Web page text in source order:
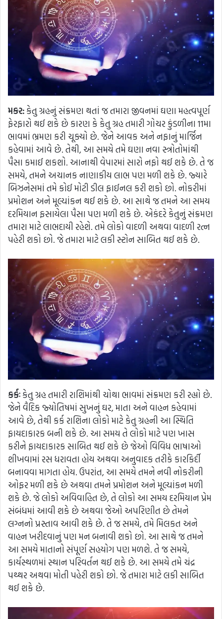
મકર:કેતુ ગ્રહનું સંક્રમણ થતાં જ તમારા જીવનમાં ઘણા મહત્વપૂર્ણ
ફેરફારો થઈ શકે છે કારણ કે કેતુ ગ્રહ તમારી ગોચર કુંડળીના 11મા
ભાવમાં ભ્રમણ કરી ચૂક્યો છે. જેને આવક અને નફાનું માર્જિન
કહેવામાં આવે છે. તેથી, આ સમયે તમે ઘણા નવા સ્ત્રોતોમાંથી
પૈસા કમાઈ શકશો. આનાથી વેપારમાં સારો નફો થઈ શકે છે. તે જ
સમયે, તમને અચાનક નાણાકીય લાભ પણ મળી શકે છે. જ્યારે
બિઝનેસમાં તમે કોઈ મોટી ડીલ ફાઈનલ કરી શકો છો. નોકરીમાં
પ્રમોશન અને મૂલ્યાંકન થઈ શકે છે. આ સાથે જ તમને આ સમય
દરમિયાન ફસાયેલા પૈસા પણ મળી શકે છે. એકંદરે કેતુનું સંક્રમણ
તમારા માટે લાભદાયી રહેશે. તમે લોકો વાદળી અથવા વાદળી રત્ન
પહેરી શકો છો. જે તમારા માટે લકી સ્ટોન સાબિત થઈ શકે છે.
કર્કઃકેતુ ગ્રહ તમારી રાશિમાંથી ચોથા ભાવમાં સંક્રમણ કરી રહ્યો છે.
જેને વૈદિક જ્યોતિષમાં સુખનું ઘર, માતા અને વાહન કહેવામાં
આવે છે, તેથી કર્ક રાશિના લોકો માટે કેતુ ગ્રહની આ સ્થિતિ
ફાયદાકારક બની શકે છે. આ સમય તે લોકો માટે પણ ખાસ
કરીને ફાયદાકારક સાબિત થઈ શકે છે જેઓ વિવિધ ભાષાઓ
શીખવામાં રસ ધરાવતા હોય અથવા અનુવાદક તરીકે કારકિર્દી
બનાવવા માગતા હોય. ઉપરાંત, આ સમયે તમને નવી નોકરીની
ઓફર મળી શકે છે અથવા તમને પ્રમોશન અને મૂલ્યાંકન મળી
શકે છે. જે લોકો અવિવાહિત છે, તે લોકો આ સમય દરમિયાન પ્રેમ
સંબંધમાં આવી શકે છે અથવા જેઓ અપરિણીત છે તેમને
લગ્નનો પ્રસ્તાવ આવી શકે છે. તે જ સમયે, તમે મિલકત અને
વાહન ખરીદવાનું પણ મન બનાવી શકો છો. આ સાથે જ તમને
આ સમયે માતાનો સંપૂર્ણ સહયોગ પણ મળશે. તે જ સમયે,
કાર્યસ્થળમાં સ્થાન પરિવર્તન થઈ શકે છે. આ સમયે તમે ચંદ્ર
પથ્થર અથવા મોતી પહેરી શકો છો. જે તમારા માટે લકી સાબિત
થઈ શકે છે.